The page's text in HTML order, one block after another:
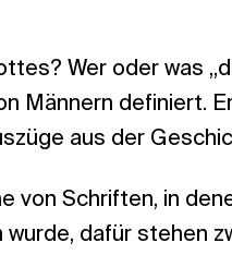
Wer oder was
Männern definiert.
aus der
von Schriften, in
dafür stehen